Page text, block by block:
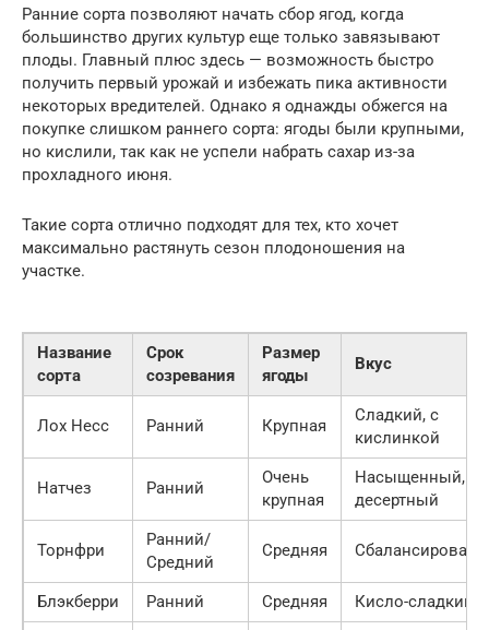
Ранние сорта позволяют начать сбор ягод, когда
большинство других культур еще только завязывают
плоды. Главный плюс здесь — возможность быстро
получить первый урожай и избежать пика активности
некоторых вредителей. Однако я однажды обжегся на
покупке слишком раннего сорта: ягоды были крупными,
но кислили, так как не успели набрать сахар из-за
прохладного июня.
Такие сорта отлично подходят для тех, кто хочет
максимально растянуть сезон плодоношения на
участке.
Название
сорта
Срок
созревания
Размер
ягоды
Вкус
Лох Несс Ранний Крупная
Сладкий, с
кислинкой
Натчез Ранний
Очень
крупная
Насыщенный,
десертный
Торнфри
Ранний/
Средний
Средняя
Блэкберри Ранний Средняя
Кисло-сладкий